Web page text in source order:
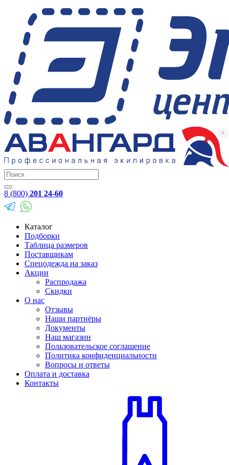
8 (800) 201 24-60
Каталог
Подборки
Таблица размеров
Поставщикам
Спецодежда на заказ
Акции
Распродажа
Скидки
О нас
Отзывы
Наши партнёры
Документы
Наш магазин
Пользовательское соглашение
Политика конфиденциальности
Вопросы и ответы
Оплата и доставка
Контакты